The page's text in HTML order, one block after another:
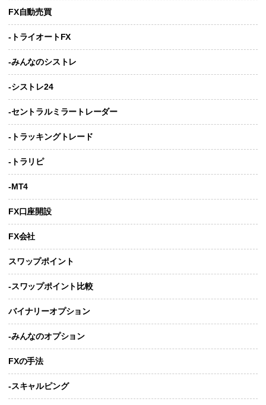
FX自動売買
-トライオートFX
-みんなのシストレ
-シストレ24
-セントラルミラートレーダー
-トラッキングトレード
-トラリピ
-MT4
FX口座開設
FX会社
スワップポイント
-スワップポイント比較
バイナリーオプション
-みんなのオプション
FXの手法
-スキャルピング